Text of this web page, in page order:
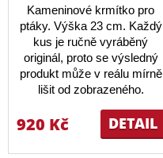
Kameninové krmítko pro
ptáky. Výška 23 cm. Každý
kus je ručně vyráběný
originál, proto se výsledný
produkt může v reálu mírně
lišit od zobrazeného.
DETAIL
920 Kč